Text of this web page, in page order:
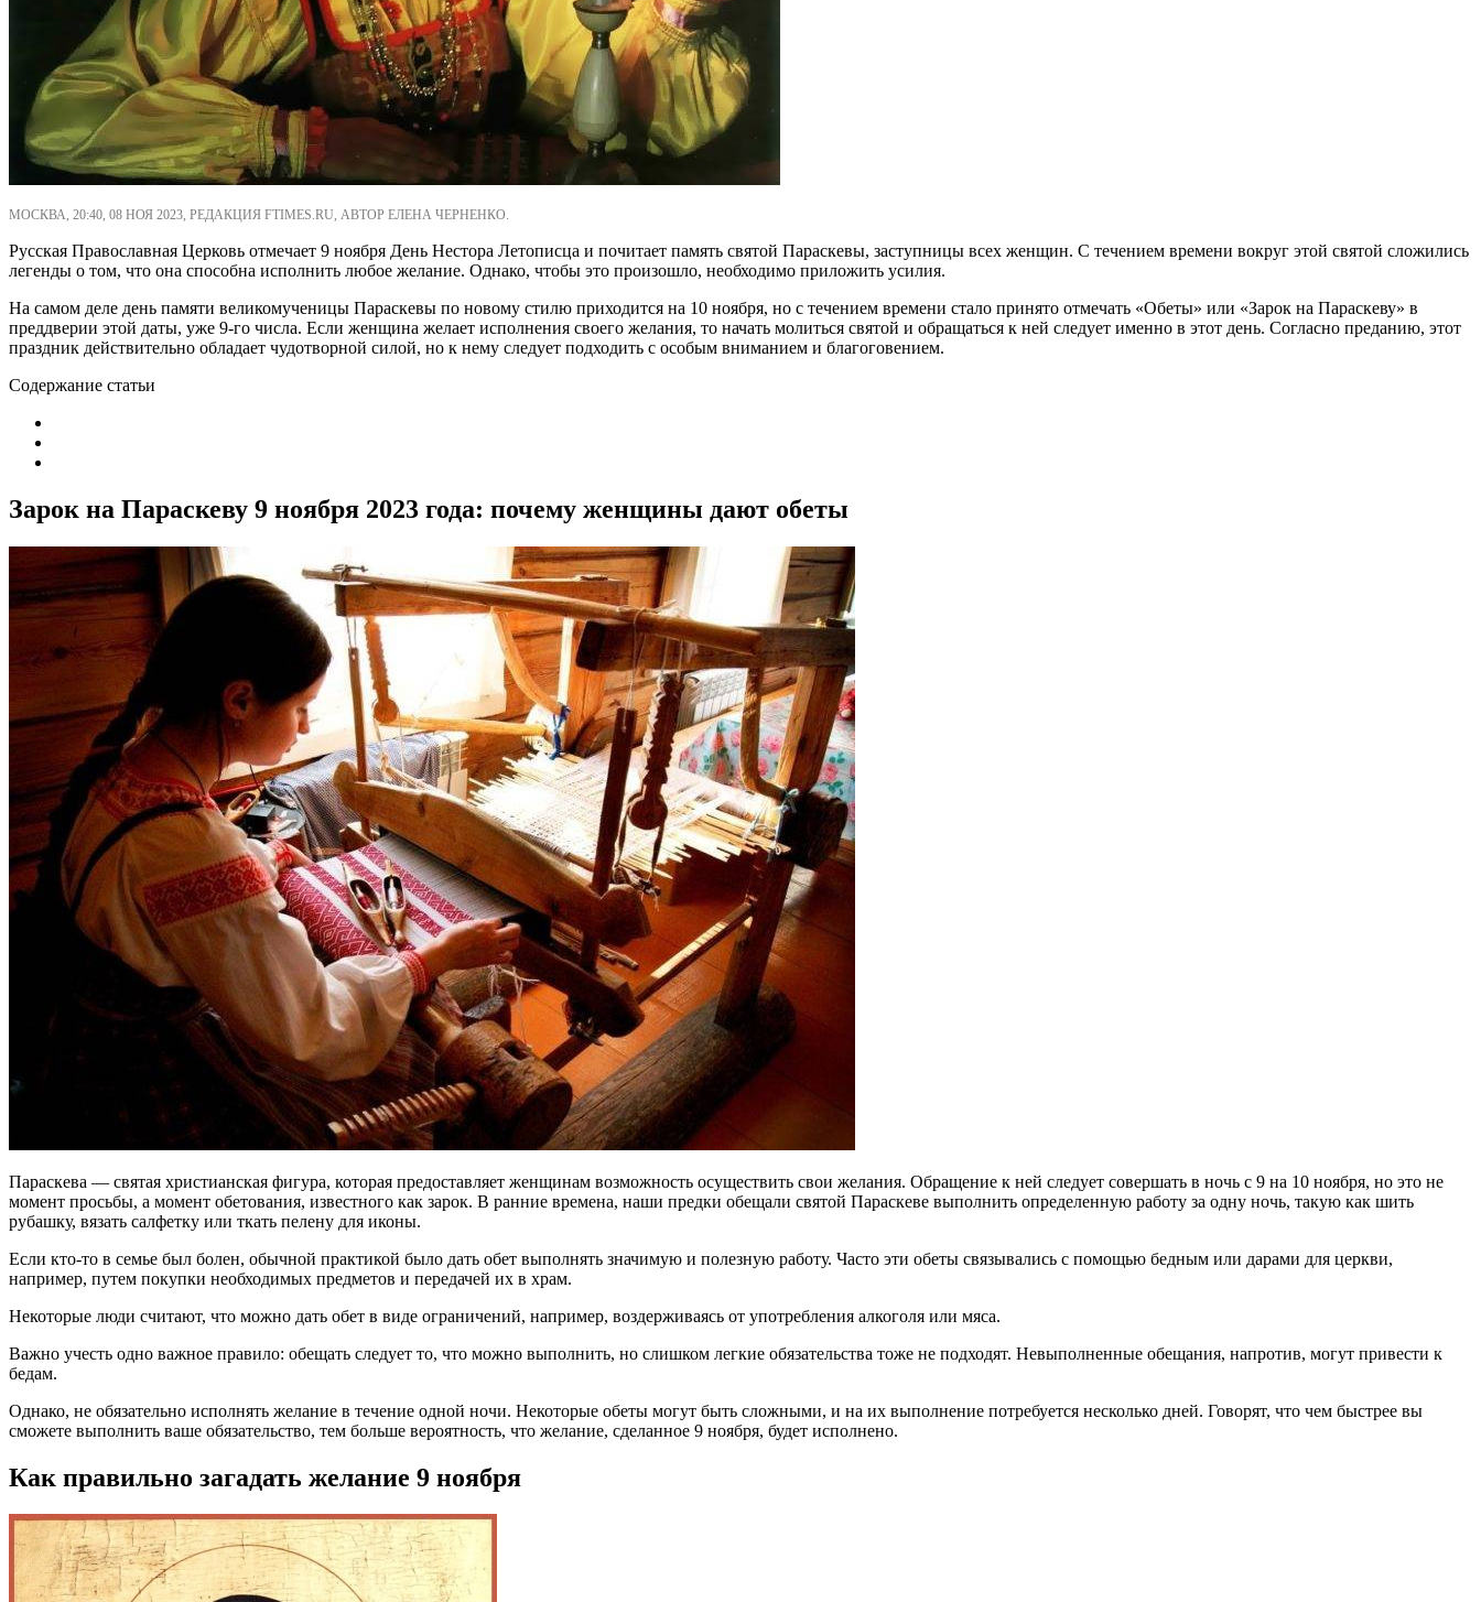
МОСКВА, 20:40, 08 НОЯ 2023, РЕДАКЦИЯ FTIMES.RU, АВТОР ЕЛЕНА ЧЕРНЕНКО.
Русская Православная Церковь отмечает 9 ноября День Нестора Летописца и почитает память святой Параскевы, заступницы всех женщин. С течением времени вокруг этой святой сложились
легенды о том, что она способна исполнить любое желание. Однако, чтобы это произошло, необходимо приложить усилия.
На самом деле день памяти великомученицы Параскевы по новому стилю приходится на 10 ноября, но с течением времени стало принято отмечать «Обеты» или «Зарок на Параскеву» в
преддверии этой даты, уже 9-го числа. Если женщина желает исполнения своего желания, то начать молиться святой и обращаться к ней следует именно в этот день. Согласно преданию, этот
праздник действительно обладает чудотворной силой, но к нему следует подходить с особым вниманием и благоговением.
Содержание статьи
Зарок на Параскеву 9 ноября 2023 года: почему женщины дают обеты
Параскева — святая христианская фигура, которая предоставляет женщинам возможность осуществить свои желания. Обращение к ней следует совершать в ночь с 9 на 10 ноября, но это не
момент просьбы, а момент обетования, известного как зарок. В ранние времена, наши предки обещали святой Параскеве выполнить определенную работу за одну ночь, такую как шить
рубашку, вязать салфетку или ткать пелену для иконы.
Если кто-то в семье был болен, обычной практикой было дать обет выполнять значимую и полезную работу. Часто эти обеты связывались с помощью бедным или дарами для церкви,
например, путем покупки необходимых предметов и передачей их в храм.
Некоторые люди считают, что можно дать обет в виде ограничений, например, воздерживаясь от употребления алкоголя или мяса.
Важно учесть одно важное правило: обещать следует то, что можно выполнить, но слишком легкие обязательства тоже не подходят. Невыполненные обещания, напротив, могут привести к
бедам.
Однако, не обязательно исполнять желание в течение одной ночи. Некоторые обеты могут быть сложными, и на их выполнение потребуется несколько дней. Говорят, что чем быстрее вы
сможете выполнить ваше обязательство, тем больше вероятность, что желание, сделанное 9 ноября, будет исполнено.
Как правильно загадать желание 9 ноября